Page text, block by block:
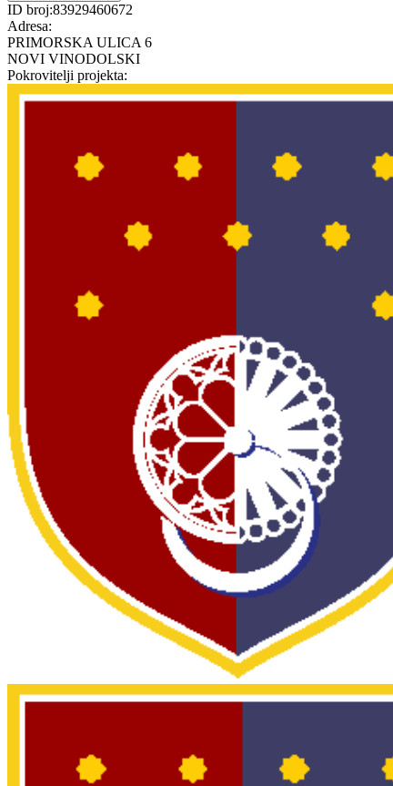
ID broj:83929460672
Adresa:
PRIMORSKA ULICA 6
NOVI VINODOLSKI
Pokrovitelji projekta: